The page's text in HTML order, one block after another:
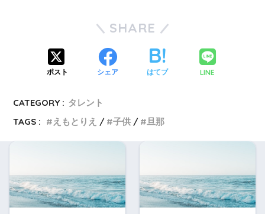
SHARE
ポスト シェア はてブ LINE
CATEGORY : タレント
TAGS :
えもとりえ 子供 旦那